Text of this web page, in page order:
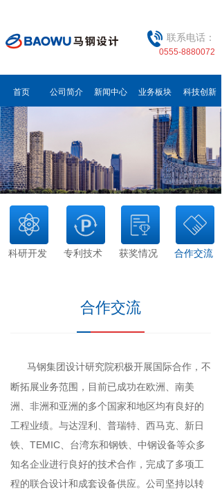
联系电话：
0555-8880072
首页 公司简介 新闻中心 业务板块 科技创新
科研开发 专利技术 获奖情况 合作交流
合作交流
马钢集团设计研究院积极开展国际合作，不
断拓展业务范围，目前已成功在欧洲、南美
洲、非洲和亚洲的多个国家和地区均有良好的
工程业绩。与达涅利、普瑞特、西马克、新日
铁、TEMIC、台湾东和钢铁、中钢设备等众多
知名企业进行良好的技术合作，完成了多项工
程的联合设计和成套设备供应。公司坚持以转